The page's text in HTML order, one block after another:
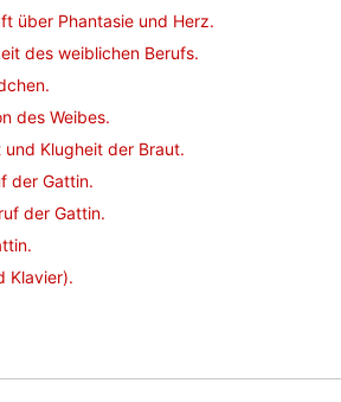
über Phantasie und Herz.
des weiblichen Berufs.
des Weibes.
und Klugheit der Braut.
der Gattin.
der Gattin.
Klavier).